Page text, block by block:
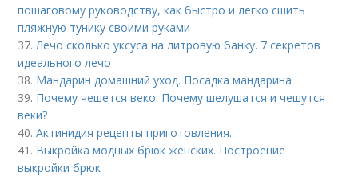
пошаговому руководству, как быстро и легко сшить
пляжную тунику своими руками
37.Лечо сколько уксуса на литровую банку. 7 секретов
идеального лечо
38. Мандарин домашний уход. Посадка мандарина
39. Почему чешется веко. Почему шелушатся и чешутся
веки?
40.Актинидия рецепты приготовления.
41. Выкройка модных брюк женских. Построение
выкройки брюк